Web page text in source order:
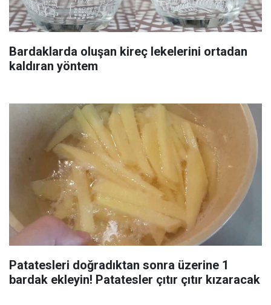
Bardaklarda oluşan kireç lekelerini ortadan
kaldıran yöntem
Patatesleri doğradıktan sonra üzerine 1
bardak ekleyin! Patatesler çıtır çıtır kızaracak